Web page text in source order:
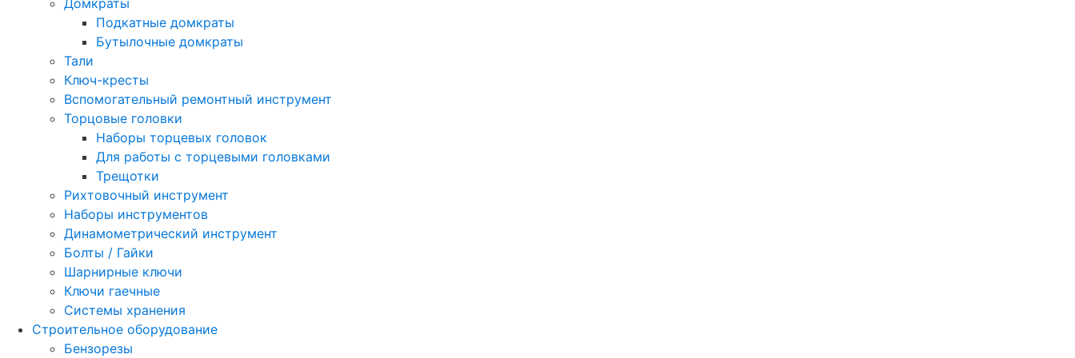
Домкраты
Подкатные домкраты
Бутылочные домкраты
Тали
Ключ-кресты
Вспомогательный ремонтный инструмент
Торцовые головки
Наборы торцевых головок
Для работы с торцевыми головками
Трещотки
Рихтовочный инструмент
Наборы инструментов
Динамометрический инструмент
Болты / Гайки
Шарнирные ключи
Ключи гаечные
Системы хранения
Строительное оборудование
Бензорезы